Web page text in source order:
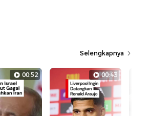
Selengkapnya
00:52 00:43